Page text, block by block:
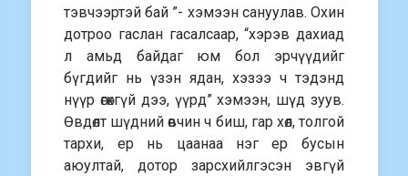
тэвчээртэй бай ”- хэмээн сануулав. Охин
дотроо гаслан гасалсаар, “хэрэв дахиад
л амьд байдаг юм бол эрчүүдийг
бүгдийг нь үзэн ядан, хэзээ ч тэдэнд
нүүр өгөхгүй дээ, үүрд” хэмээн, шүд зуув.
Өвдөлт шүдний өвчин ч биш, гар хөл, толгой
тархи, ер нь цаанаа нэг ер бусын
аюултай, дотор зарсхийлгэсэн эвгүй